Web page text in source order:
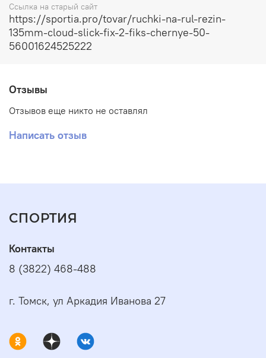
Ссылка на старый сайт
https://sportia.pro/tovar/ruchki-na-rul-rezin-
135mm-cloud-slick-fix-2-fiks-chernye-50-
56001624525222
Отзывы
Отзывов еще никто не оставлял
Написать отзыв
СПОРТИЯ
Контакты
8 (3822) 468-488
г. Томск, ул Аркадия Иванова 27